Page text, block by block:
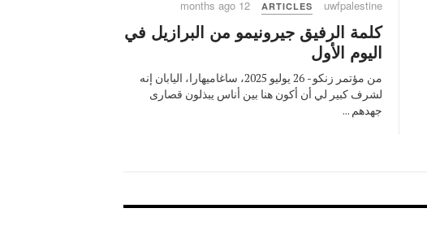
uwfpalestine
ARTICLES
12 months ago
كلمة الرفيق جيرونيمو من البرازيل في
اليوم الأول
من مؤتمر زنكو - 26 يوليو 2025، ساغاميهارا، اليابان إنه
لشرف كبير لي أن أكون هنا بين أناس يبذلون قصارى
جهدهم ...